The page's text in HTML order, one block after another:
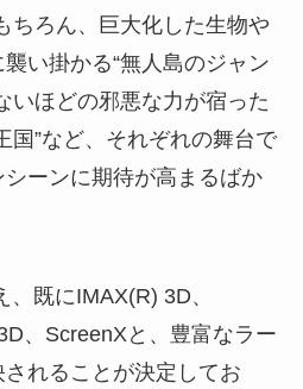
ちろん、巨大化した生物や
い掛かる“無人島のジャン
いほどの邪悪な力が宿った
国”など、それぞれの舞台で
ーンに期待が高まるばか
既にIMAX(R) 3D、
、ScreenXと、豊富なラー
れることが決定してお